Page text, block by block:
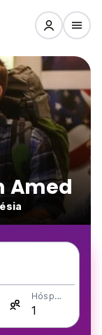
Amed
Hóspedes